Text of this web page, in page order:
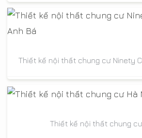
Thiết kế nội thất chung cư Ninety
Thiết kế nội thất chung